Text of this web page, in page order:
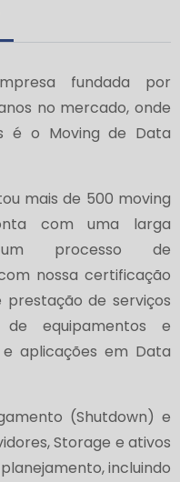
fundada por
no mercado, onde
é o Moving de Data
mais de 500 moving
com uma larga
um processo de
nossa certificação
prestação de serviços
equipamentos e
aplicações em Data
(Shutdown) e
Storage e ativos
incluindo